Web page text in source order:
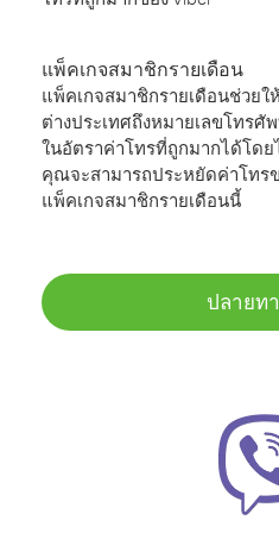
แพ็คเกจสมาชิกรายเดือน
แพ็คเกจสมาชิกรายเดือนช่วย
ต่างประเทศถึงหมายเลขโทร
ในอัตราค่าโทรที่ถูกมากได้โด
คุณจะสามารถประหยัดค่าโท
แพ็คเกจสมาชิกรายเดือนนี้
ปลายท